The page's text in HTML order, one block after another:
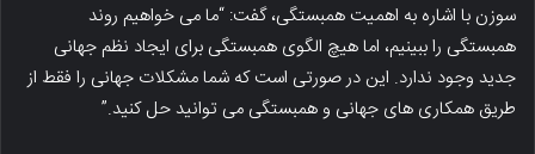
سوزن با اشاره به اهمیت همبستگی، گفت: “ما می خواهیم روند
همبستگی را ببینیم، اما هیچ الگوی همبستگی برای ایجاد نظم جهانی
جدید وجود ندارد. این در صورتی است که شما مشکلات جهانی را فقط از
طریق همکاری های جهانی و همبستگی می توانید حل کنید.”